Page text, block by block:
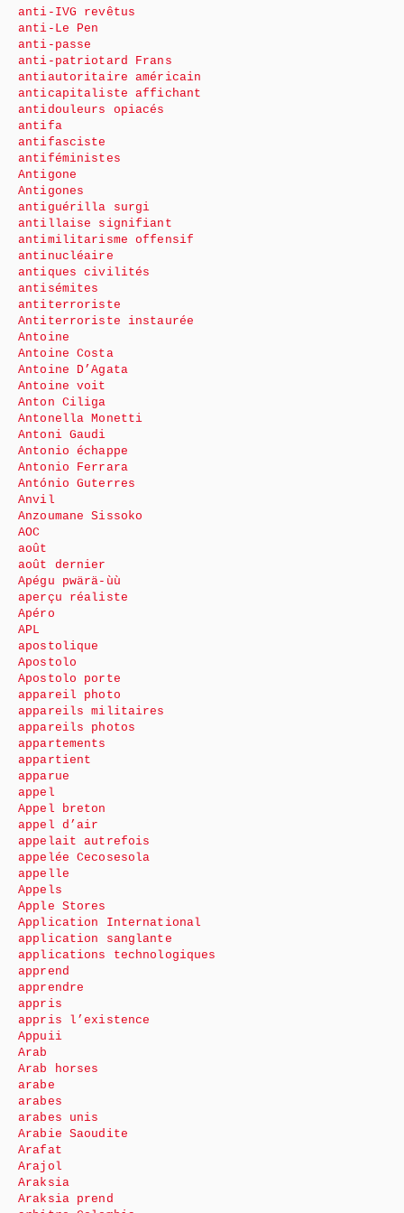
anti-IVG revêtus
anti-Le Pen
anti-passe
anti-patriotard Frans
antiautoritaire américain
anticapitaliste affichant
antidouleurs opiacés
antifa
antifasciste
antiféministes
Antigone
Antigones
antiguérilla surgi
antillaise signifiant
antimilitarisme offensif
antinucléaire
antiques civilités
antisémites
antiterroriste
Antiterroriste instaurée
Antoine
Antoine Costa
Antoine D’Agata
Antoine voit
Anton Ciliga
Antonella Monetti
Antoni Gaudi
Antonio échappe
Antonio Ferrara
António Guterres
Anvil
Anzoumane Sissoko
AOC
août
août dernier
Apégu pwärä-ùù
aperçu réaliste
Apéro
APL
apostolique
Apostolo
Apostolo porte
appareil photo
appareils militaires
appareils photos
appartements
appartient
apparue
appel
Appel breton
appel d’air
appelait autrefois
appelée Cecosesola
appelle
Appels
Apple Stores
Application International
application sanglante
applications technologiques
apprend
apprendre
appris
appris l’existence
Appuii
Arab
Arab horses
arabe
arabes
arabes unis
Arabie Saoudite
Arafat
Arajol
Araksia
Araksia prend